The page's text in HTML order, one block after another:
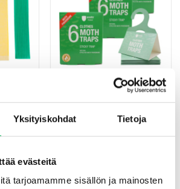
Yksityiskohdat Tietoja
evästeitä
tarjoamamme sisällön ja mainosten
Suurpakkaus
3 kpl Vaatekoi 6 kpl
Pestis Protect®
Alkuperäinen
hinta
€59.70.
€39.60Nykyinen
hinta
€39.60.